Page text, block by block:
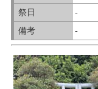
祭日
-
備考
-